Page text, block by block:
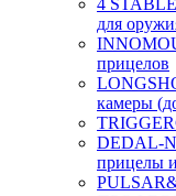
4
для
прицелов
камеры
DEDAL-
прицелы